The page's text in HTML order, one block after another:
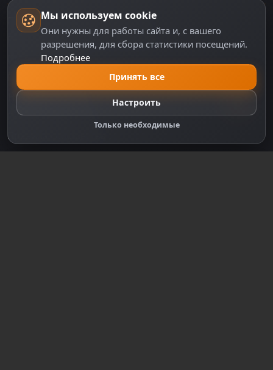
Пользовательское соглашение
Политика персональных данных
Правила оплаты
Настройки cookie
Правообладателям
Правила сообщества
Мы используем cookie
Они нужны для работы сайта и, с вашего
разрешения, для сбора статистики посещений.
Подробнее
Принять все
Настроить
Только необходимые